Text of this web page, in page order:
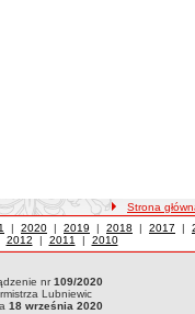
ścieżka
Strona
roku z roku
| Zarządzenia z roku
2020 | Zarządzenia z roku
2019 | Zarządzenia z
2018 | 2017 |
Zarządzenia z roku
2012 | Zarządzenia z roku
2011 | Zarządzenia z roku
2010
dnia 18 września 2020w
18 sierpnia 2011 o
nr109/2020
Lubniewic
18 września 2020